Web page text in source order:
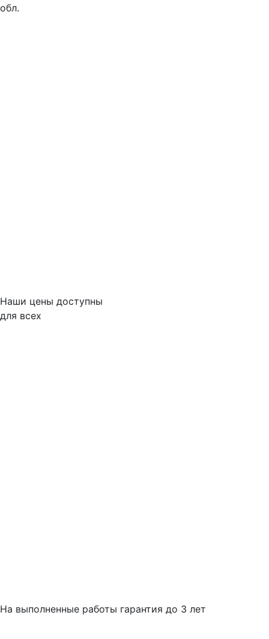
обл.
Наши цены доступны
для всех
На выполненные работы гарантия до 3 лет